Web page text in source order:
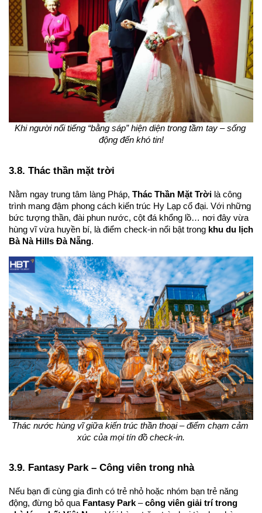
Khi người nổi tiếng “bằng sáp” hiện diện trong tầm tay – sống
động đến khó tin!
3.8. Thác thần mặt trời
Nằm ngay trung tâm làng Pháp, Thác Thần Mặt Trời là công
trình mang đậm phong cách kiến trúc Hy Lạp cổ đại. Với những
bức tượng thần, đài phun nước, cột đá khổng lồ… nơi đây vừa
hùng vĩ vừa huyền bí, là điểm check-in nổi bật trong khu du lịch
Bà Nà Hills Đà Nẵng.
Thác nước hùng vĩ giữa kiến trúc thần thoại – điểm chạm cảm
xúc của mọi tín đồ check-in.
3.9. Fantasy Park – Công viên trong nhà
Nếu bạn đi cùng gia đình có trẻ nhỏ hoặc nhóm bạn trẻ năng
động, đừng bỏ qua Fantasy Park – công viên giải trí trong